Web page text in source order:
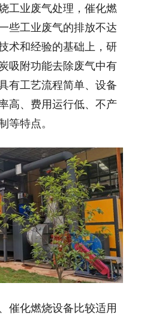
工业废气处理，催化燃
些工业废气的排放不达
术和经验的基础上，研
吸附功能去除废气中有
有工艺流程简单、设备
高、费用运行低、不产
等特点。
催化燃烧设备比较适用